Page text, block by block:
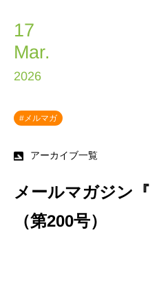
17
Mar.
2026
#メルマガ
アーカイブ一覧
メールマガジン
（第200号）